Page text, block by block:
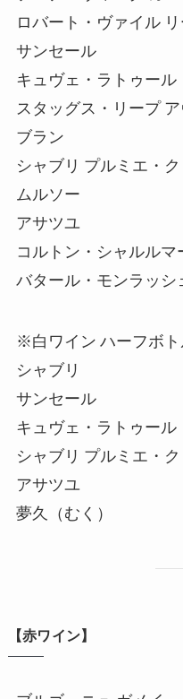
ロバート・ヴァイル
サンセール
キュヴェ・ラトゥール
スタッグス・リープ
ブラン
シャブリ プルミエ・
ムルソー
アサツユ
コルトン・シャルルマ
バタール・モンラッシ
※白ワイン ハーフボト
シャブリ
サンセール
キュヴェ・ラトゥール
シャブリ プルミエ・
アサツユ
夢久（むく）
【赤ワイン】